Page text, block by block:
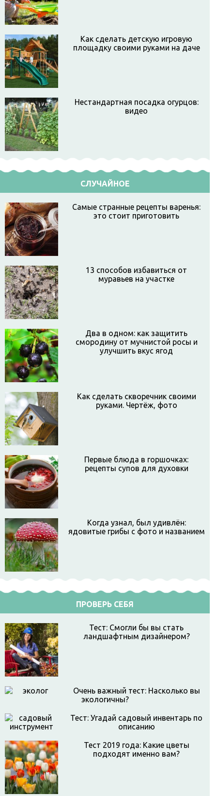
Как сделать детскую игровую
площадку своими руками на даче
Нестандартная посадка огурцов:
видео
СЛУЧАЙНОЕ
Самые странные рецепты варенья:
это стоит приготовить
13 способов избавиться от
муравьев на участке
Два в одном: как защитить
смородину от мучнистой росы и
улучшить вкус ягод
Как сделать скворечник своими
руками. Чертёж, фото
Первые блюда в горшочках:
рецепты супов для духовки
Когда узнал, был удивлён:
ядовитые грибы с фото и названием
ПРОВЕРЬ СЕБЯ
Тест: Смогли бы вы стать
ландшафтным дизайнером?
Очень важный тест: Насколько вы
экологичны?
Тест: Угадай садовый инвентарь по
описанию
Тест 2019 года: Какие цветы
подходят именно вам?